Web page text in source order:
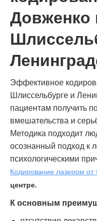
Довженко
Эффективное
Шлиссельбурге и
пациентам получить
вмешательства и
Методика подходит
осознанный подход к
психологическими
Кодирование лазером от
центре.
К основным